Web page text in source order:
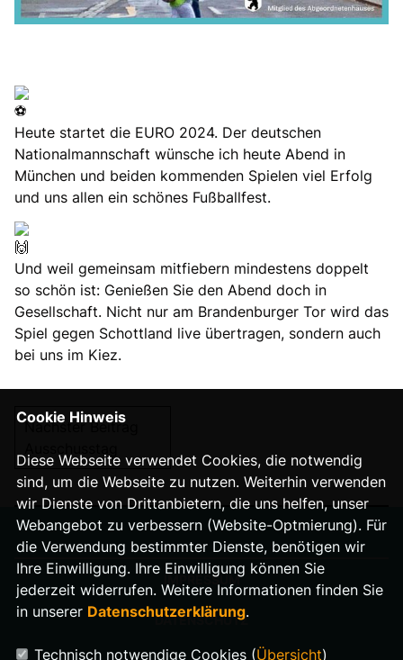
Heute startet die EURO 2024. Der deutschen
Nationalmannschaft wünsche ich heute Abend in
München und beiden kommenden Spielen viel Erfolg
und uns allen ein schönes Fußballfest.
Und weil gemeinsam mitfiebern mindestens doppelt
so schön ist: Genießen Sie den Abend doch in
Gesellschaft. Nicht nur am Brandenburger Tor wird das
Spiel gegen Schottland live übertragen, sondern auch
bei uns im Kiez.
Nächster Beitrag
IMPRESSUM
DATENSCHUTZ
Cookie Hinweis
Diese Webseite verwendet Cookies, die notwendig
sind, um die Webseite zu nutzen. Weiterhin verwenden
wir Dienste von Drittanbietern, die uns helfen, unser
Webangebot zu verbessern (Website-Optmierung). Für
die Verwendung bestimmter Dienste, benötigen wir
Ihre Einwilligung. Ihre Einwilligung können Sie
jederzeit widerrufen. Weitere Informationen finden Sie
in unserer Datenschutzerklärung.
Technisch notwendige Cookies (Übersicht)